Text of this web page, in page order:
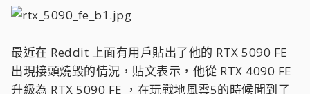
最近在 Reddit 上面有用戶貼出了他的 RTX 5090 FE
出現接頭燒毀的情況，貼文表示，他從 RTX 4090 FE
升級為 RTX 5090 FE ，在玩戰地風雲5的時候聞到了